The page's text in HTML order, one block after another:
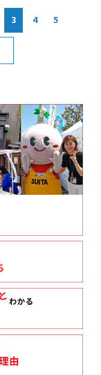
3 4 5